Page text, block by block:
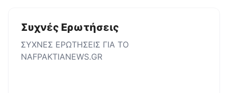
Συχνές Ερωτήσεις
ΣΥΧΝΕΣ ΕΡΩΤΗΣΕΙΣ ΓΙΑ ΤΟ
NAFPAKTIANEWS.GR